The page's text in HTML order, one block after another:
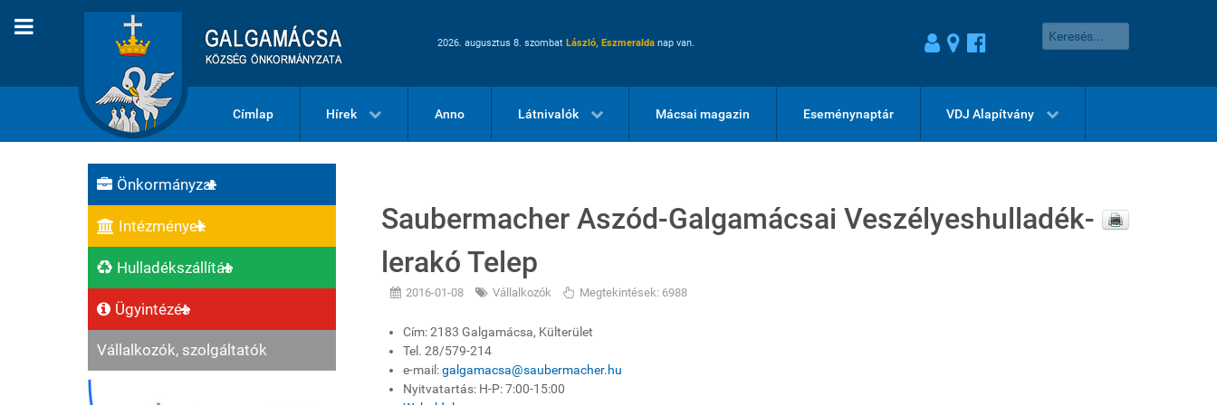
2026. augusztus 8. szombat László, Eszmeralda nap van.
Címlap Hírek Anno Látnivalók Mácsai magazin Eseménynaptár VDJ Alapítvány
Önkormányzat
Intézmények
Hulladékszállítás
Ügyintézés
Vállalkozók, szolgáltatók
Saubermacher Aszód-Galgamácsai Veszélyeshulladék-
lerakó Telep
2016-01-08 Vállalkozók Megtekintések: 6988
Cím: 2183 Galgamácsa, Külterület
Tel. 28/579-214
e-mail:galgamacsa@saubermacher.hu
Nyitvatartás: H-P: 7:00-15:00